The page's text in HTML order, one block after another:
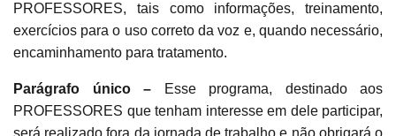
PROFESSORES, tais como informações, treinamento,
exercícios para o uso correto da voz e, quando necessário,
encaminhamento para tratamento.
Parágrafo único – Esse programa, destinado aos
PROFESSORES que tenham interesse em dele participar,